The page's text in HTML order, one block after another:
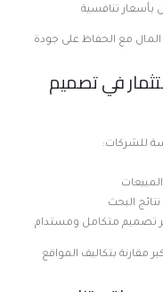
تنافسية
مع الحفاظ على جودة
في تصميم
للشركات:
البحث
تصميم متكامل ومستدام
مقارنة بتكاليف المواقع